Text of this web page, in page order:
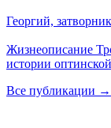
Георгий,
Жизнеописание
истории
Все публикации →